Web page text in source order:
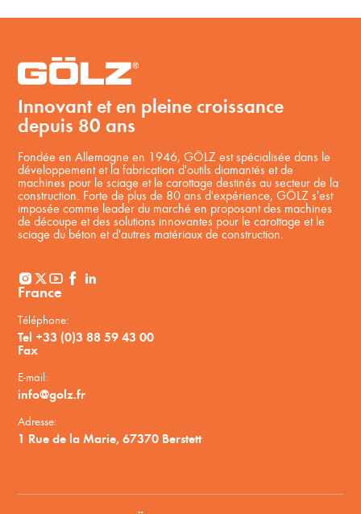
Innovant et en pleine croissance
depuis 80 ans
Fondée en Allemagne en 1946, GÖLZ est spécialisée dans le
développement et la fabrication d'outils diamantés et de
machines pour le sciage et le carottage destinés au secteur de la
construction. Forte de plus de 80 ans d'expérience, GÖLZ s'est
imposée comme leader du marché en proposant des machines
de découpe et des solutions innovantes pour le carottage et le
sciage du béton et d'autres matériaux de construction.
France
Téléphone:
Tel +33 (0)3 88 59 43 00
Fax
E-mail:
info@golz.fr
Adresse:
1 Rue de la Marie, 67370 Berstett